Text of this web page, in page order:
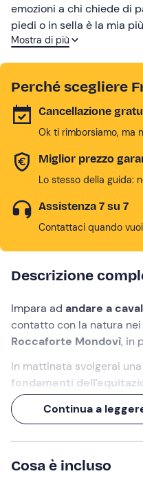
emozioni a chi chiede di
piedi o in sella è la mia
aspetto per esplorare
Mostra di più
Perché scegliere
Cancellazione
Ok ti rimborsiamo, ma
Miglior prezzo
Lo stesso della guida:
Assistenza 7 su 7
Contattaci quando
Descrizione
Impara ad andare a
contatto con la natura
Roccaforte Mondovì, in
In mattinata svolgerai una
fondamenti
monterai sul tuo destriero
escursione al Monte
Affidati alle nostre
all'insegna del
Continua a
Cosa è incluso